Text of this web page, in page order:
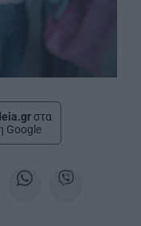
στα
Google